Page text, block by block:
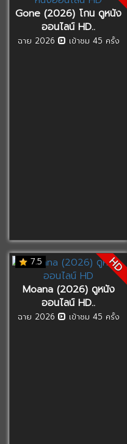
Gone (2026) โกน ดูหนัง
ออนไลน์ HD..
ฉาย 2026 เข้าชม 45 ครั้ง
7.5 HD
Moana (2026) ดูหนัง
ออนไลน์ HD..
ฉาย 2026 เข้าชม 45 ครั้ง